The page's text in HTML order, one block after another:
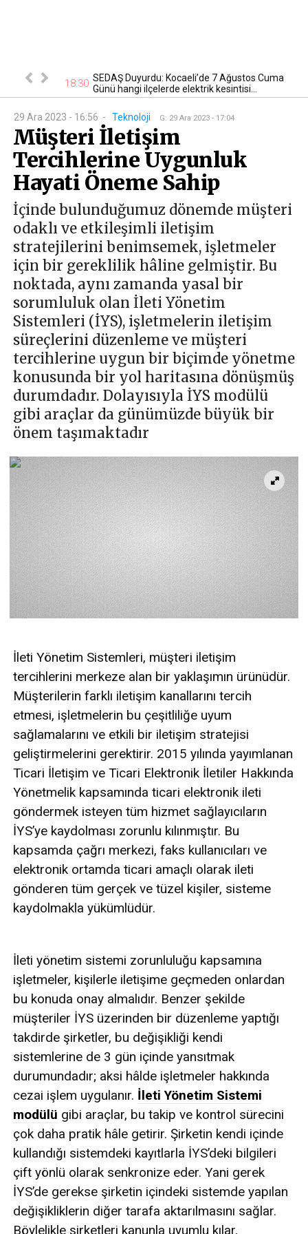
otomobil 18:30 SEDAŞ Duyurdu: Kocaeli’de 7 Ağustos Cuma
Günü hangi ilçelerde elektrik kesintisi...
29 Ara 2023 - 16:56 - Teknoloji G: 29 Ara 2023 - 17:04
Müşteri İletişim
Tercihlerine Uygunluk
Hayati Öneme Sahip
İçinde bulunduğumuz dönemde müşteri
odaklı ve etkileşimli iletişim
stratejilerini benimsemek, işletmeler
için bir gereklilik hâline gelmiştir. Bu
noktada, aynı zamanda yasal bir
sorumluluk olan İleti Yönetim
Sistemleri (İYS), işletmelerin iletişim
süreçlerini düzenleme ve müşteri
tercihlerine uygun bir biçimde yönetme
konusunda bir yol haritasına dönüşmüş
durumdadır. Dolayısıyla İYS modülü
gibi araçlar da günümüzde büyük bir
önem taşımaktadır
İleti Yönetim Sistemleri, müşteri iletişim
tercihlerini merkeze alan bir yaklaşımın ürünüdür.
Müşterilerin farklı iletişim kanallarını tercih
etmesi, işletmelerin bu çeşitliliğe uyum
sağlamalarını ve etkili bir iletişim stratejisi
geliştirmelerini gerektirir. 2015 yılında yayımlanan
Ticari İletişim ve Ticari Elektronik İletiler Hakkında
Yönetmelik kapsamında ticari elektronik ileti
göndermek isteyen tüm hizmet sağlayıcıların
İYS’ye kaydolması zorunlu kılınmıştır. Bu
kapsamda çağrı merkezi, faks kullanıcıları ve
elektronik ortamda ticari amaçlı olarak ileti
gönderen tüm gerçek ve tüzel kişiler, sisteme
kaydolmakla yükümlüdür.
İleti yönetim sistemi zorunluluğu kapsamına
işletmeler, kişilerle iletişime geçmeden onlardan
bu konuda onay almalıdır. Benzer şekilde
müşteriler İYS üzerinden bir düzenleme yaptığı
takdirde şirketler, bu değişikliği kendi
sistemlerine de 3 gün içinde yansıtmak
durumundadır; aksi hâlde işletmeler hakkında
cezai işlem uygulanır. İleti Yönetim Sistemi
modülü gibi araçlar, bu takip ve kontrol sürecini
çok daha pratik hâle getirir. Şirketin kendi içinde
kullandığı sistemdeki kayıtlarla İYS’deki bilgileri
çift yönlü olarak senkronize eder. Yani gerek
İYS’de gerekse şirketin içindeki sistemde yapılan
değişikliklerin diğer tarafa aktarılmasını sağlar.
Böylelikle şirketleri kanunla uyumlu kılar,